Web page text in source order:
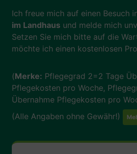
Ich freue mich auf einen Besuch
im Landhaus und melde mich
Setzen Sie mich bitte auf die
möchte ich einen kostenlosen
(Merke: Pflegegrad 2=2 Tage
Pflegekosten pro Woche,
Übernahme Pflegekosten pro
(Alle Angaben ohne Gewähr!)